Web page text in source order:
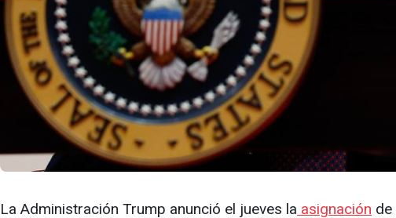
La Administración Trump anunció el jueves la asignación de